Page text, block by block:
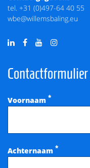
Contactformulier
Voornaam *
Achternaam *
tel. +31 (0)497-64 40 55
wbe@willemsbaling.eu